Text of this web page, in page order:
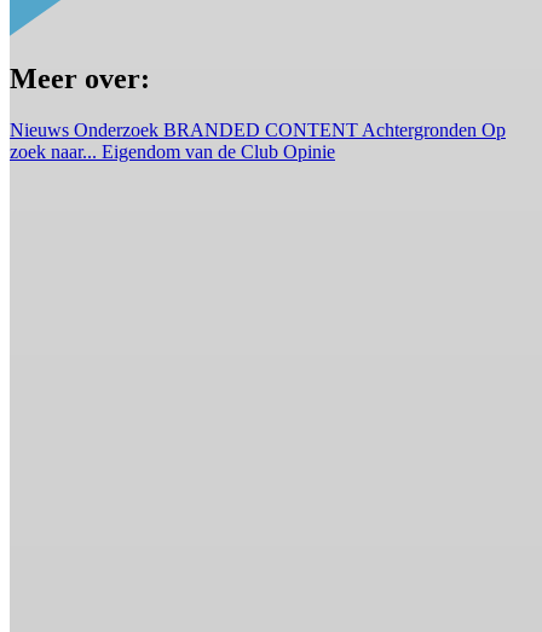
Meer over:
Nieuws Onderzoek BRANDED CONTENT Achtergronden Op
zoek naar... Eigendom van de Club Opinie